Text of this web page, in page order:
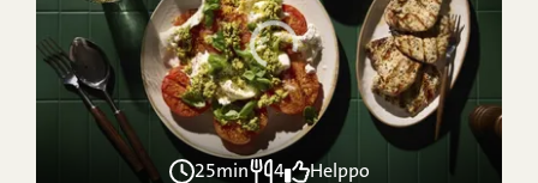
25min 4 Helppo